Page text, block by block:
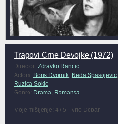
Tragovi Crne Devojke (1972)
Director: Zdravko Randic
Actors: Boris Dvornik, Neda Spasojevic,
Ruzica Sokic
Genre: Drama, Romansa
Moje mišljenje: 4 / 5 - Vrlo Dobar